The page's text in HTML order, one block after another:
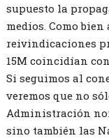
supuesto la
medios. Como
reivindicaciones
15M coincidían
Si seguimos al
veremos que no
Administración
sino también las